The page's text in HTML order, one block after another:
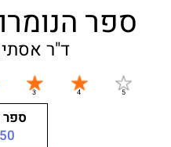
ספר
ד"ר
ספר
₪